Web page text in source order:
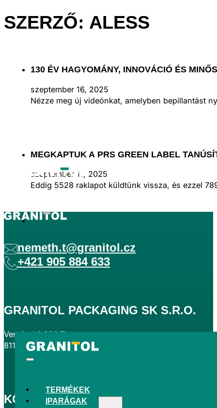
TERMÉKEK
IPARÁGAK
SZERZŐ: ALESS
130 ÉV HAGYOMÁNY, INNOVÁCIÓ ÉS
szeptember 16, 2025
Nézze meg új videónkat, amelyben bepillantást
MEGKAPTUK A PRS GREEN LABEL
szeptember 11, 2025
Eddig 5528 raklapot küldtünk vissza, és ezzel
GRANITOL PACKAGING SK S.R.O.
Ventúrská 266/7
811 01 Pozsony – Óváros városrész, Szlovákia
nemeth.t@granitol.cz
+421 905 884 633
KÖVESSEN MINKET